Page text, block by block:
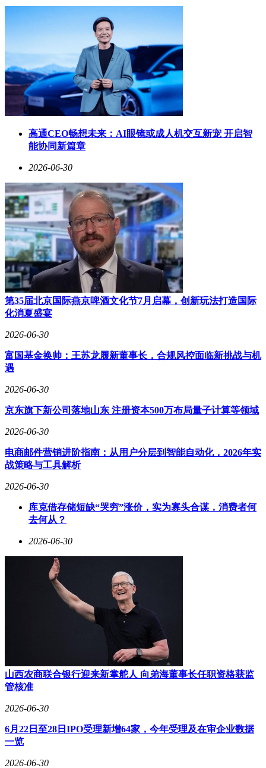
高通CEO畅想未来：AI眼镜或成人机交互新宠 开启智
能协同新篇章
2026-06-30
第35届北京国际燕京啤酒文化节7月启幕，创新玩法打造国际
化消夏盛宴
2026-06-30
富国基金换帅：王苏龙履新董事长，合规风控面临新挑战与机
遇
2026-06-30
京东旗下新公司落地山东 注册资本500万布局量子计算等领域
2026-06-30
电商邮件营销进阶指南：从用户分层到智能自动化，2026年实
战策略与工具解析
2026-06-30
库克借存储短缺“哭穷”涨价，实为寡头合谋，消费者何
去何从？
2026-06-30
山西农商联合银行迎来新掌舵人 向弟海董事长任职资格获监
管核准
2026-06-30
6月22日至28日IPO受理新增64家，今年受理及在审企业数据
一览
2026-06-30